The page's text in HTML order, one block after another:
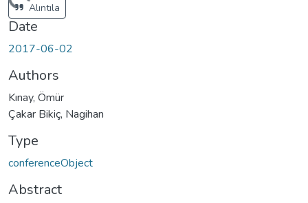
Alıntıla
Date
2017-06-02
Authors
Kınay, Ömür
Çakar Bikiç, Nagihan
Type
conferenceObject
Abstract